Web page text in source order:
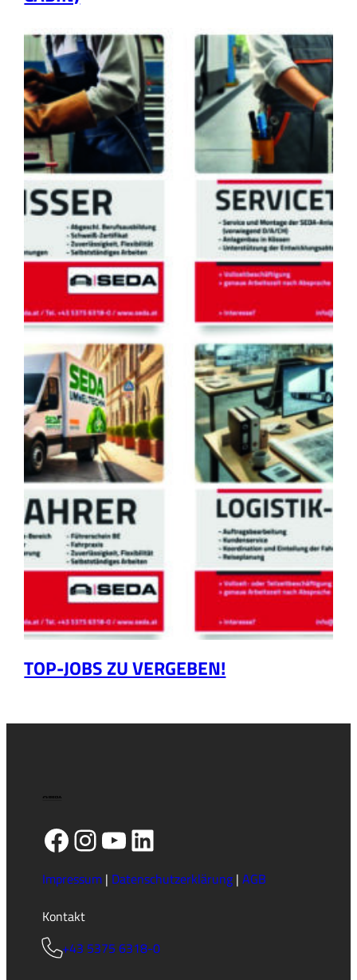
TOP-JOBS ZU VERGEBEN!
Facebook
Instagram
YouTube
LinkedIn
Impressum| Datenschutzerklärung| AGB
Kontakt
+43 5375 6318-0